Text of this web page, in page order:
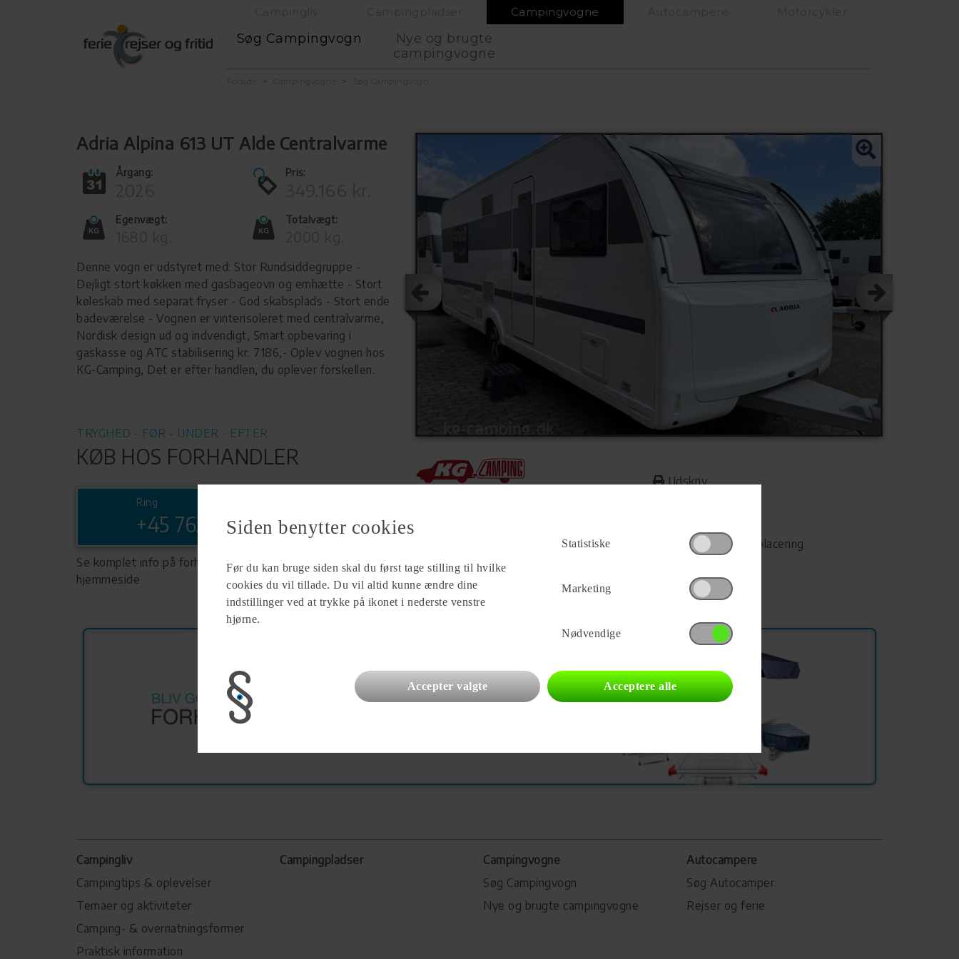
Campingvogne
Søg Campingvogn
Nye og brugte
campingvogne
Adria Alpina 613 UT Alde Centralvarme
Årgang: Pris:
Egenvægt: Totalvægt:
Denne vogn er udstyret med: Stor Rundsiddegruppe -
Dejligt stort køkken med gasbageovn og emhætte - Stort
køleskab med separat fryser - God skabsplads - Stort ende
badeværelse - Vognen er vinterisoleret med centralvarme,
Nordisk design ud og indvendigt, Smart opbevaring i
gaskasse og ATC stabilisering kr. 7186,- Oplev vognen hos
KG-Camping, Det er efter handlen, du oplever forskellen.
TRYGHED - FØR - UNDER - EFTER
KØB HOS FORHANDLER
Ring
+45 76332080
Se komplet info på forhandlerens
hjemmeside
Se alle80vogne for forhandleren
Udskriv
Campingvognens placering
Campingliv
Campingtips & oplevelser
Temaer og aktiviteter
Camping- & overnatningsformer
Praktisk information
Campingpladser
Campingvogne
Søg Campingvogn
Nye og brugte campingvogne
Autocampere
Søg Autocamper
Rejser og ferie
Siden benytter cookies
Før du kan bruge siden skal du først tage stilling til hvilke
cookies du vil tillade. Du vil altid kunne ændre dine
indstillinger ved at trykke på ikonet i nederste venstre
hjørne.
Statistiske
Marketing
Nødvendige
Accepter valgte Acceptere alle